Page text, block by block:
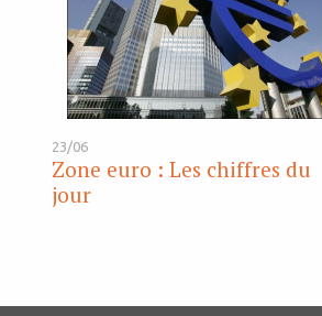
23/06
Zone euro : Les chiffres du
jour